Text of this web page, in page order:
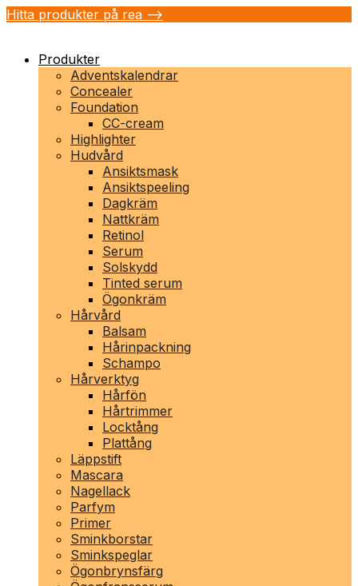
Hitta produkter på rea -->
Produkter
Adventskalendrar
Concealer
Foundation
CC-cream
Highlighter
Hudvård
Ansiktsmask
Ansiktspeeling
Dagkräm
Nattkräm
Retinol
Serum
Solskydd
Tinted serum
Ögonkräm
Hårvård
Balsam
Hårinpackning
Schampo
Hårverktyg
Hårfön
Hårtrimmer
Locktång
Plattång
Läppstift
Mascara
Nagellack
Parfym
Primer
Sminkborstar
Sminkspeglar
Ögonbrynsfärg